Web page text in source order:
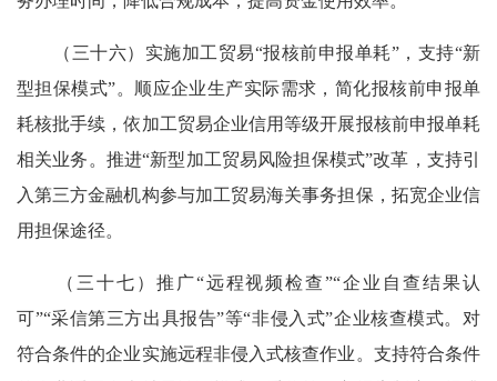
（三十六）实施加工贸易“报核前申报单耗”，支持“新
型担保模式”。顺应企业生产实际需求，简化报核前申报单
耗核批手续，依加工贸易企业信用等级开展报核前申报单耗
相关业务。推进“新型加工贸易风险担保模式”改革，支持引
入第三方金融机构参与加工贸易海关事务担保，拓宽企业信
用担保途径。
（三十七）推广“远程视频检查”“企业自查结果认
可”“采信第三方出具报告”等“非侵入式”企业核查模式。对
符合条件的企业实施远程非侵入式核查作业。支持符合条件